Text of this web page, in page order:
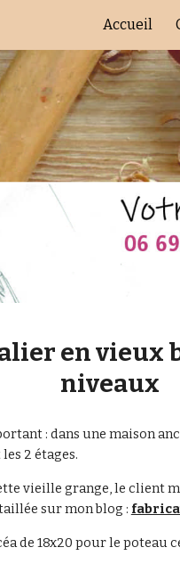
Skip to
Accueil
en vieux
niveaux
: dans une maison
2 étages.
vieille grange, le client
sur mon blog :
de 18x20 pour le